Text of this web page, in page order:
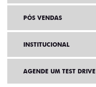
PÓS VENDAS
INSTITUCIONAL
AGENDE UM TEST DRIVE